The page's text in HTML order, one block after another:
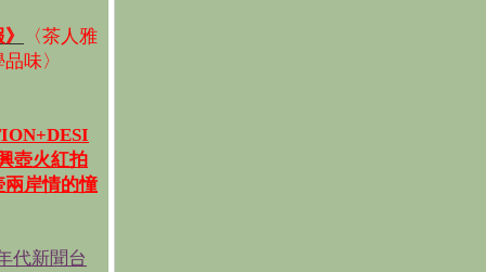
〈茶人雅
味〉
壺火紅拍
岸情的憧
代新聞台